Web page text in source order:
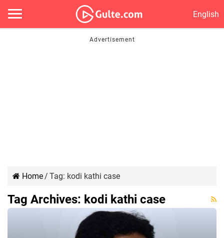
English
Home/ Tag: kodi kathi case
Tag Archives: kodi kathi case